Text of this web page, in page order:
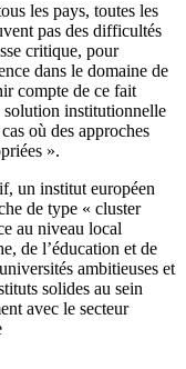
les pays, toutes les
pas des difficultés
critique, pour
dans le domaine de
compte de ce fait
solution institutionnelle
où des approches
».
un institut européen
de type « cluster
au niveau local
de l’éducation et de
ambitieuses et
solides au sein
avec le secteur